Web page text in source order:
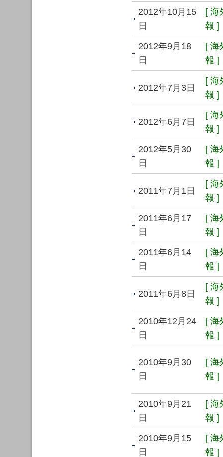
2012年10月15
日
[ 海
報 ]
2012年9月18
日
[ 海
報 ]
2012年7月3日
[ 海
報 ]
2012年6月7日
[ 海
報 ]
2012年5月30
日
[ 海
報 ]
2011年7月1日
[ 海
報 ]
2011年6月17
日
[ 海
報 ]
2011年6月14
日
[ 海
報 ]
2011年6月8日
[ 海
報 ]
2010年12月24
日
[ 海
報 ]
2010年9月30
日
[ 海
報 ]
2010年9月21
日
[ 海
報 ]
2010年9月15
日
[ 海
報 ]